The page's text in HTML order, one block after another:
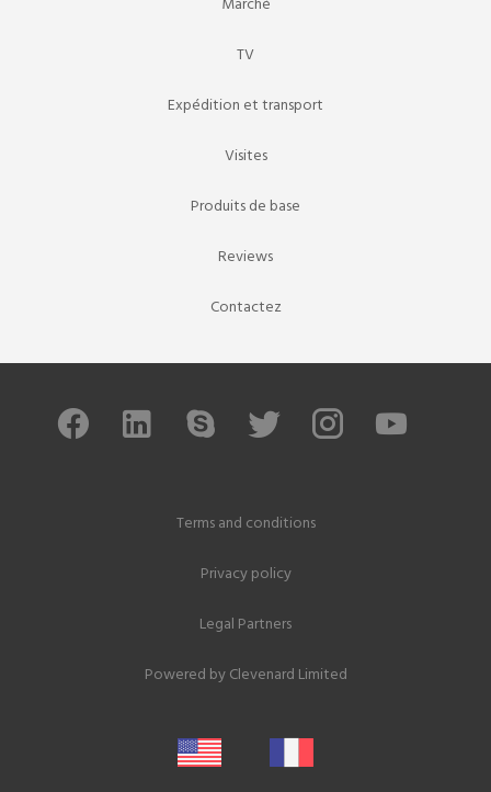
TV
Expédition et transport
Visites
Produits de base
Reviews
Contactez
Terms and conditions
Privacy policy
Legal Partners
Powered byClevenard Limited